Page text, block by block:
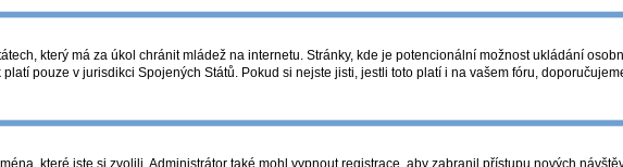
který má za úkol chránit mládež na internetu. Stránky, kde je potencionální možnost ukládání
pouze v jurisdikci Spojených Států. Pokud si nejste jisti, jestli toto platí i na vašem fóru,
které jste si zvolili. Administrátor také mohl vypnout registrace, aby zabranil přístupu nových